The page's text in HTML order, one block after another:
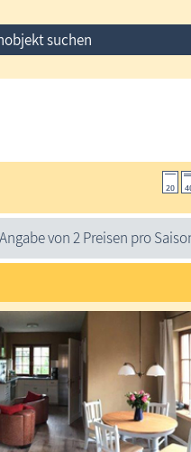
suchen
von 2 Preisen pro